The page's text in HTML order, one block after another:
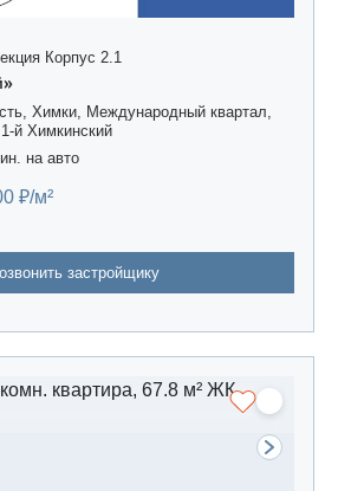
Корпус 2.1
Химки, Международный квартал,
й Химкинский
на авто
₽/м²
застройщику